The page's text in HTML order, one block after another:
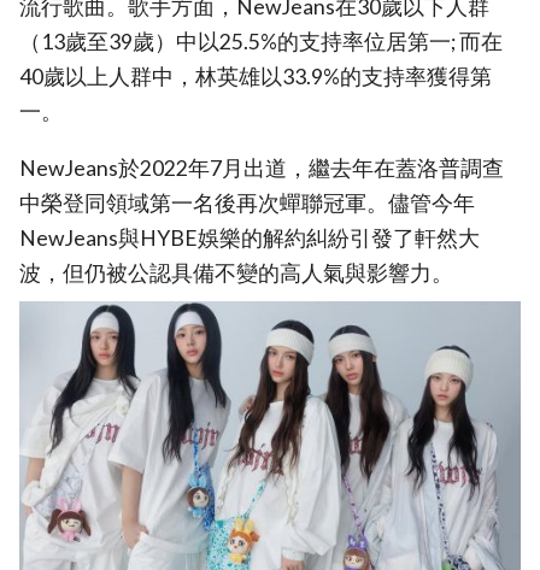
流行歌曲。歌手方面，NewJeans在30歲以下人群
（13歲至39歲）中以25.5%的支持率位居第一; 而在
40歲以上人群中，林英雄以33.9%的支持率獲得第
一。
NewJeans於2022年7月出道，繼去年在蓋洛普調查
中榮登同領域第一名後再次蟬聯冠軍。儘管今年
NewJeans與HYBE娛樂的解約糾紛引發了軒然大
波，但仍被公認具備不變的高人氣與影響力。